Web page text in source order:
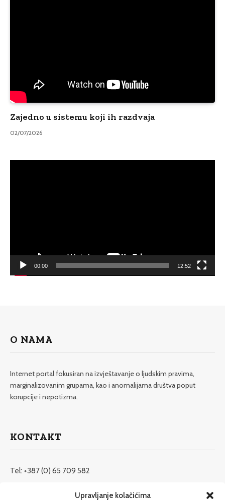
Upravljanje kolačićima
Zajedno u sistemu koji ih razdvaja
02/07/2026
00:00 12:52
O NAMA
Internet portal fokusiran na izvještavanje o ljudskim pravima,
marginalizovanim grupama, kao i anomalijama društva poput
korupcije i nepotizma.
KONTAKT
Tel: +387 (0) 65 709 582
redakcija@etrafika.net